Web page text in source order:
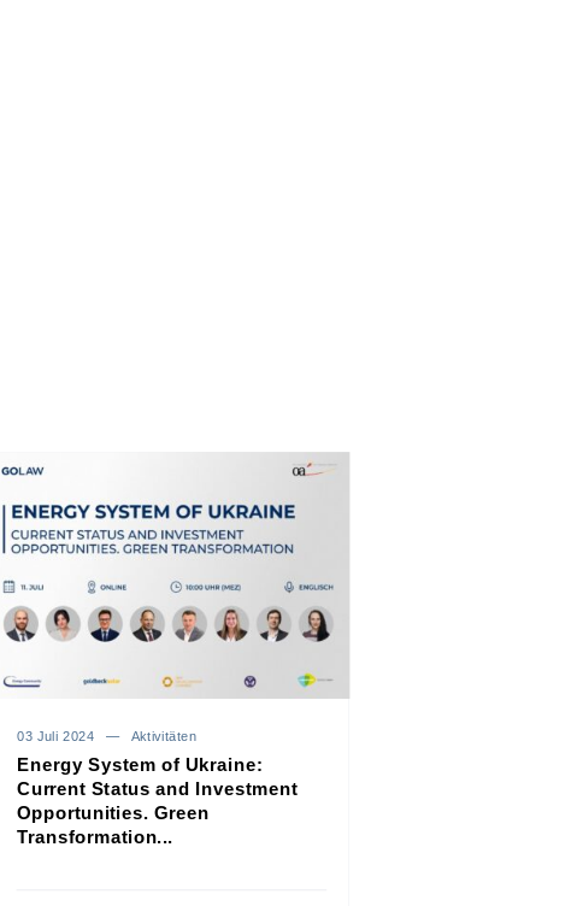
03 Juli 2024 Aktivitäten
Energy System of Ukraine:
Current Status and Investment
Opportunities. Green
Transformation...